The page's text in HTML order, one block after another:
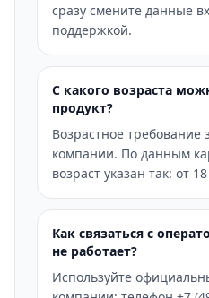
сразу смените данные
поддержкой.
С какого возраста
продукт?
Возрастное требование
компании. По данным
возраст указан так: от
Как связаться с
не работает?
Используйте